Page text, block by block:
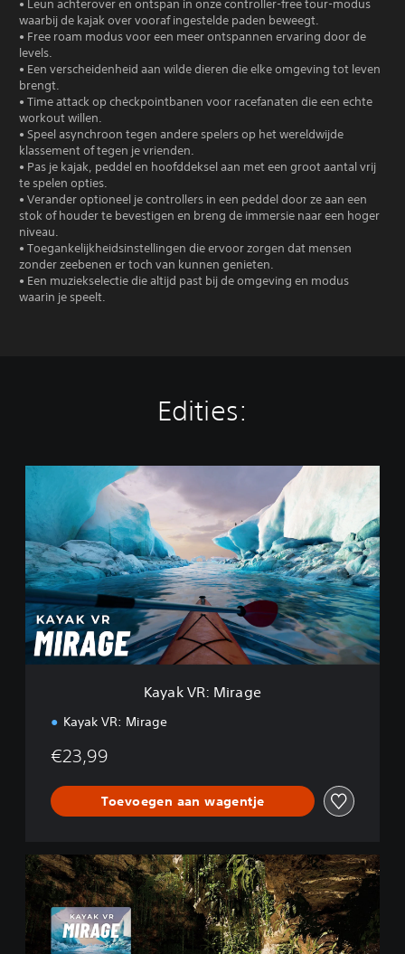
• Leun achterover en ontspan in onze controller-free tour-modus
waarbij de kajak over vooraf ingestelde paden beweegt.
• Free roam modus voor een meer ontspannen ervaring door de
levels.
• Een verscheidenheid aan wilde dieren die elke omgeving tot leven
brengt.
• Time attack op checkpointbanen voor racefanaten die een echte
workout willen.
• Speel asynchroon tegen andere spelers op het wereldwijde
klassement of tegen je vrienden.
• Pas je kajak, peddel en hoofddeksel aan met een groot aantal vrij
te spelen opties.
• Verander optioneel je controllers in een peddel door ze aan een
stok of houder te bevestigen en breng de immersie naar een hoger
niveau.
• Toegankelijkheidsinstellingen die ervoor zorgen dat mensen
zonder zeebenen er toch van kunnen genieten.
• Een muziekselectie die altijd past bij de omgeving en modus
waarin je speelt.
Edities:
a
k
V
R
:
M
r
a
Kayak VR: Mirage
Kayak VR: Mirage
€23,99
Toevoegen aan wagentje
K
a
k